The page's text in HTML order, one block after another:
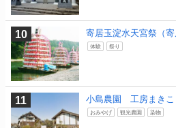
寄居玉淀水天宮祭（寄
体験 祭り
小島農園 工房まきこ
おみやげ 観光農園 染物